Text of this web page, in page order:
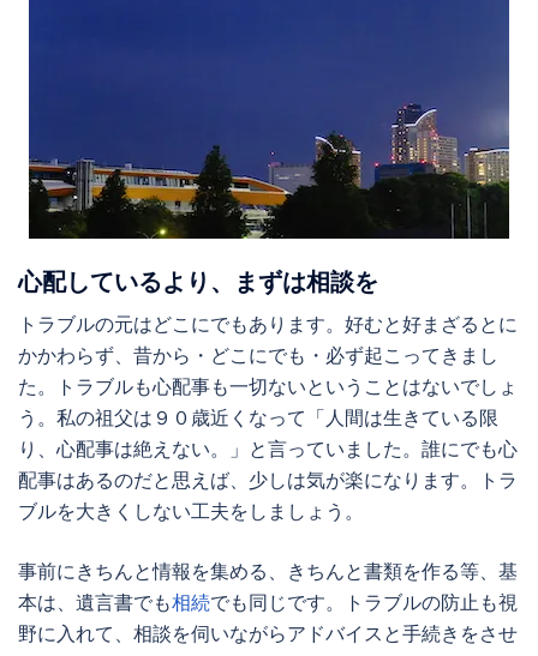
心配しているより、まずは相談を
トラブルの元はどこにでもあります。好むと好まざるとに
かかわらず、昔から・どこにでも・必ず起こってきまし
た。トラブルも心配事も一切ないということはないでしょ
う。私の祖父は９０歳近くなって「人間は生きている限
り、心配事は絶えない。」と言っていました。誰にでも心
配事はあるのだと思えば、少しは気が楽になります。トラ
ブルを大きくしない工夫をしましょう。
事前にきちんと情報を集める、きちんと書類を作る等、基
本は、遺言書でも相続でも同じです。トラブルの防止も視
野に入れて、相談を伺いながらアドバイスと手続きをさせ